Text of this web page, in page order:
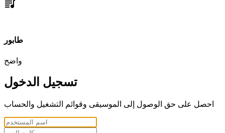
طابور
واضح
تسجيل الدخول
احصل على حق الوصول إلى الموسيقى وقوائم التشغيل والحساب